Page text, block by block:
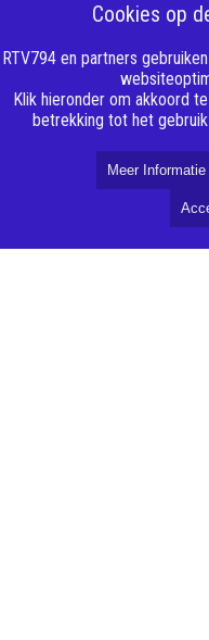
Cookies op
RTV794 en partners
Klik hieronder om akkoord
betrekking tot het
Meer Informatie